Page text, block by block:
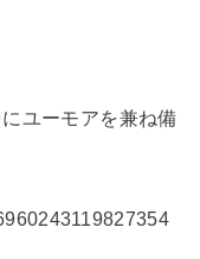
ユーモアを兼ね備